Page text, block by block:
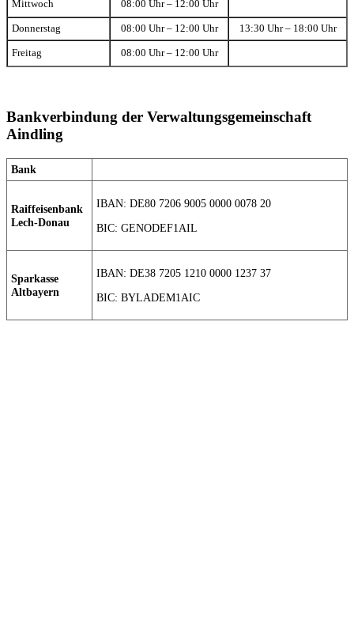
Mittwoch 08:00 Uhr – 12:00 Uhr
Donnerstag 08:00 Uhr – 12:00 Uhr 13:30 Uhr – 18:00 Uhr
Freitag 08:00 Uhr – 12:00 Uhr
Bankverbindung der Verwaltungsgemeinschaft
Aindling
Bank
Raiffeisenbank
Lech-Donau
IBAN: DE80 7206 9005 0000 0078 20
BIC: GENODEF1AIL
Sparkasse
Altbayern
IBAN: DE38 7205 1210 0000 1237 37
BIC: BYLADEM1AIC